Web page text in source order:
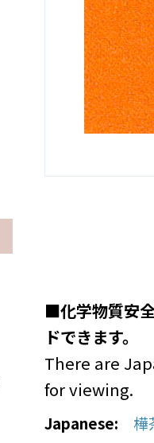
■化学物質安
ドできます。
There are
for viewing.
Japanese: 樺